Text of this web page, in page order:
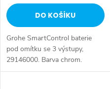
DO KOŠÍKU
Grohe SmartControl baterie
pod omítku se 3 výstupy,
29146000. Barva chrom.